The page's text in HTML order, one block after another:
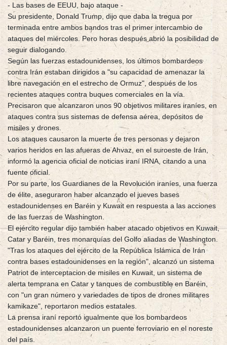
- Las bases de EEUU, bajo ataque -
Su presidente, Donald Trump, dijo que daba la tregua por
terminada entre ambos bandos tras el primer intercambio de
ataques del miércoles. Pero horas después abrió la posibilidad de
seguir dialogando.
Según las fuerzas estadounidenses, los últimos bombardeos
contra Irán estaban dirigidos a "su capacidad de amenazar la
libre navegación en el estrecho de Ormuz", después de los
recientes ataques contra buques comerciales en la vía.
Precisaron que alcanzaron unos 90 objetivos militares iraníes, en
ataques contra sus sistemas de defensa aérea, depósitos de
misiles y drones.
Los ataques causaron la muerte de tres personas y dejaron
varios heridos en las afueras de Ahvaz, en el suroeste de Irán,
informó la agencia oficial de noticias iraní IRNA, citando a una
fuente oficial.
Por su parte, los Guardianes de la Revolución iraníes, una fuerza
de élite, aseguraron haber alcanzado el jueves bases
estadounidenses en Baréin y Kuwait en respuesta a las acciones
de las fuerzas de Washington.
El ejército regular dijo también haber atacado objetivos en Kuwait,
Catar y Baréin, tres monarquías del Golfo aliadas de Washington.
"Tras los ataques del ejército de la República Islámica de Irán
contra bases estadounidenses en la región", alcanzó un sistema
Patriot de interceptacion de misiles en Kuwait, un sistema de
alerta temprana en Catar y tanques de combustible en Baréin,
con "un gran número y variedades de tipos de drones militares
kamikaze", reportaron medios estatales.
La prensa iraní reportó igualmente que los bombardeos
estadounidenses alcanzaron un puente ferroviario en el noreste
del país.